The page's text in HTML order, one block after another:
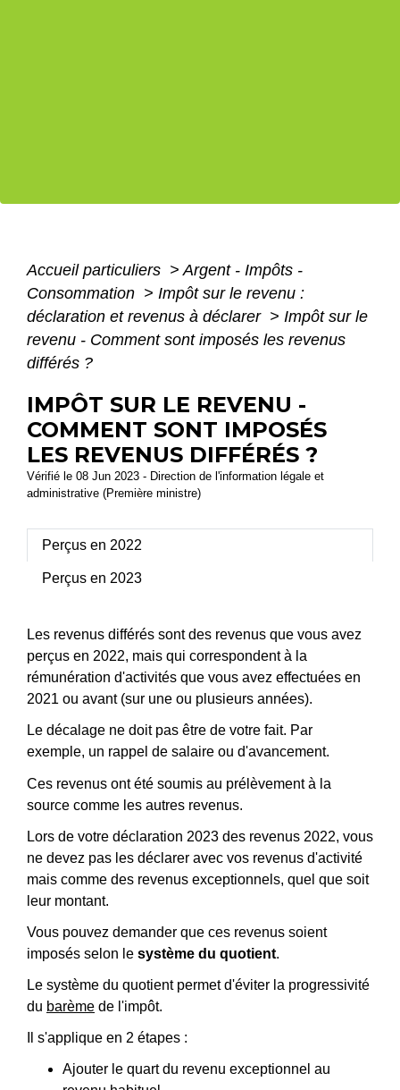
Accueil particuliers > Argent - Impôts -
Consommation > Impôt sur le revenu :
déclaration et revenus à déclarer > Impôt sur le
revenu - Comment sont imposés les revenus
différés ?
IMPÔT SUR LE REVENU -
COMMENT SONT IMPOSÉS
LES REVENUS DIFFÉRÉS ?
Vérifié le 08 Jun 2023 - Direction de l'information légale et
administrative (Première ministre)
Perçus en 2022
Perçus en 2023
Les revenus différés sont des revenus que vous avez
perçus en 2022, mais qui correspondent à la
rémunération d'activités que vous avez effectuées en
2021 ou avant (sur une ou plusieurs années).
Le décalage ne doit pas être de votre fait. Par
exemple, un rappel de salaire ou d'avancement.
Ces revenus ont été soumis au prélèvement à la
source comme les autres revenus.
Lors de votre déclaration 2023 des revenus 2022, vous
ne devez pas les déclarer avec vos revenus d'activité
mais comme des revenus exceptionnels, quel que soit
leur montant.
Vous pouvez demander que ces revenus soient
imposés selon le système du quotient.
Le système du quotient permet d'éviter la progressivité
du barème de l'impôt.
Il s'applique en 2 étapes :
Ajouter le quart du revenu exceptionnel au